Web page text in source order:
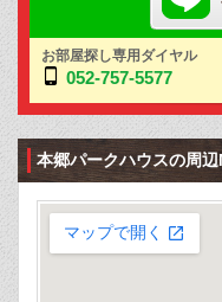
お部屋探し専用ダイヤル
052-757-5577
本郷パークハウスの周